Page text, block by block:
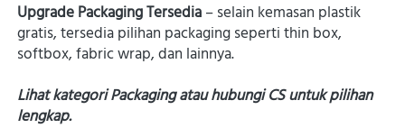
Upgrade Packaging Tersedia – selain kemasan plastik
gratis, tersedia pilihan packaging seperti thin box,
softbox, fabric wrap, dan lainnya.
Lihat kategori Packaging atau hubungi CS untuk pilihan
lengkap.